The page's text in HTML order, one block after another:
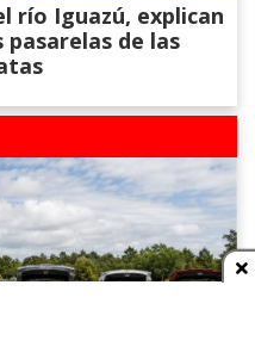
río Iguazú, explican
de las